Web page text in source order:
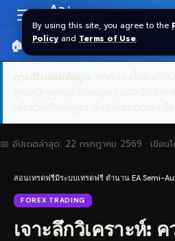
By using this site, you agree to the
Policy and Terms of Use.
Resizer
Aa
🏠 หน้าแรก ราคาทอง SPDR
📅 อัปเดตล่าสุด: 22 กรกฎาคม 2569 · เขียน
สอนเทรดฟรีมีระบบเทรดฟรี ตำนาน EA Semi-
FOREX TRADING
เจาะลึกวิเคราะห์: